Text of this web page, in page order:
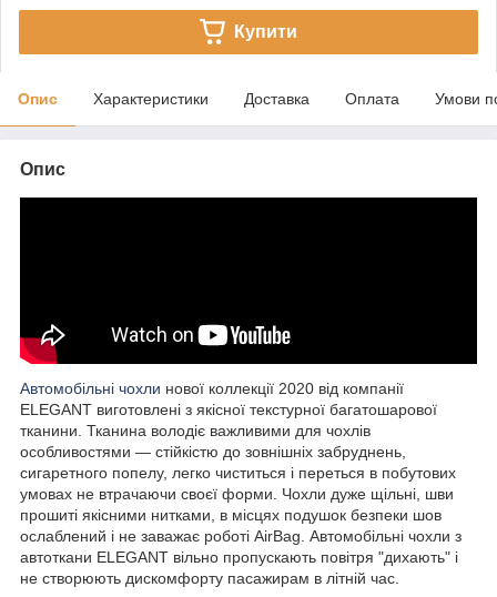
Купити
Опис Характеристики Доставка Оплата Умови
Опис
Автомобільні чохли нової коллекції 2020 від компанії
ELEGANT виготовлені з якісної текстурної багатошарової
тканини. Тканина володіє важливими для чохлів
особливостями — стійкістю до зовнішніх забруднень,
сигаретного попелу, легко чиститься і переться в побутових
умовах не втрачаючи своєї форми. Чохли дуже щільні, шви
прошиті якісними нитками, в місцях подушок безпеки шов
ослаблений і не заважає роботі AirBag. Автомобільні чохли з
автоткани ELEGANT вільно пропускають повітря "дихають" і
не створюють дискомфорту пасажирам в літній час.